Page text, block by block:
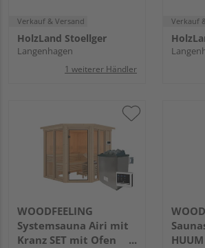
Verkauf & Versand
HolzLand Stoellger
Langenhagen
1 weiterer Händler
Verkauf
WOODFEELING
Systemsauna Airi mit
Kranz SET mit Ofen